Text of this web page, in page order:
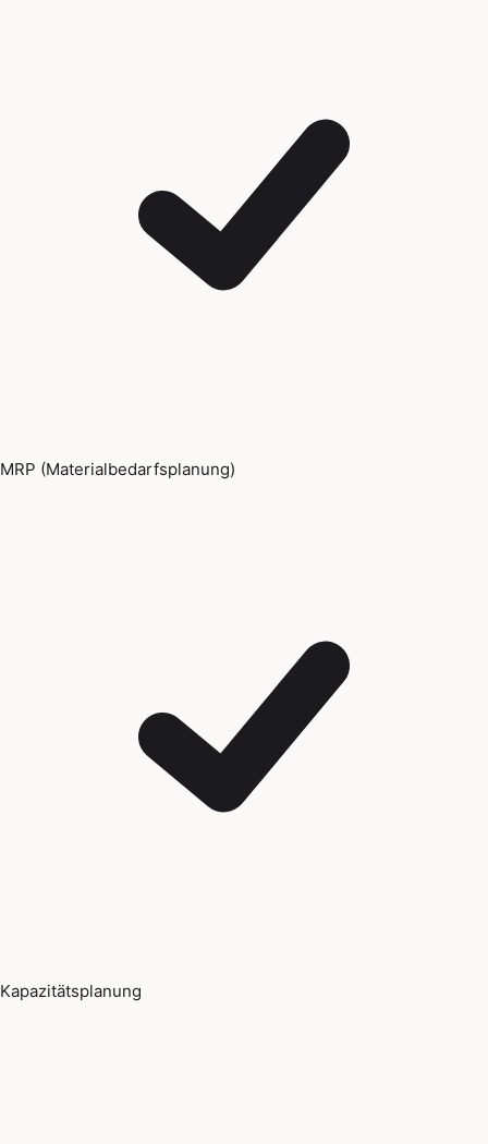
MRP (Materialbedarfsplanung)
Kapazitätsplanung